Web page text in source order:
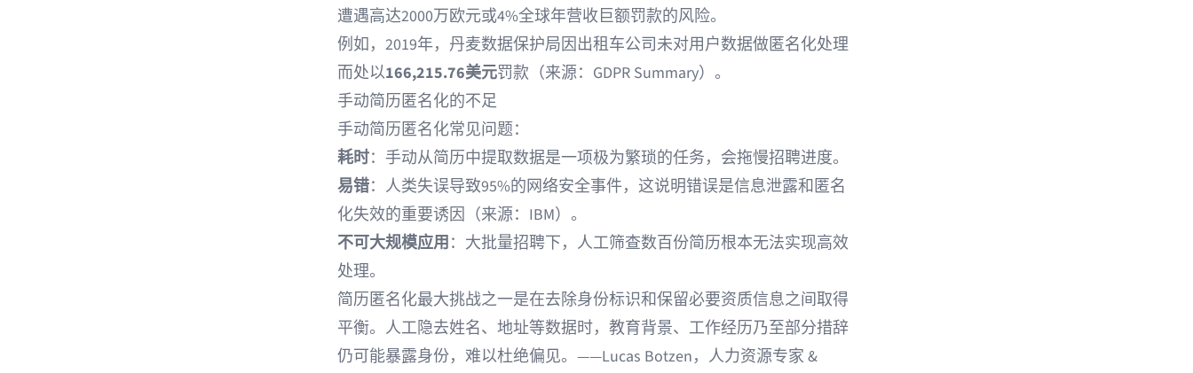
遭遇高达2000万欧元或4%全球年营收巨额罚款的风险。
例如，2019年，丹麦数据保护局因出租车公司未对用户数据做匿名化处理
而处以166,215.76美元罚款（来源： GDPR Summary）。
手动简历匿名化的不足
手动简历匿名化常见问题：
耗时： 手动从简历中提取数据是一项极为繁琐的任务，会拖慢招聘进度。
易错：人类失误导致95%的网络安全事件，这说明错误是信息泄露和匿名
化失效的重要诱因（来源： IBM）。
不可大规模应用：大批量招聘下，人工筛查数百份简历根本无法实现高效
处理。
简历匿名化最大挑战之一是在去除身份标识和保留必要资质信息之间取得
平衡。人工隐去姓名、地址等数据时，教育背景、工作经历乃至部分措辞
仍可能暴露身份，难以杜绝偏见。——Lucas Botzen，人力资源专家 &